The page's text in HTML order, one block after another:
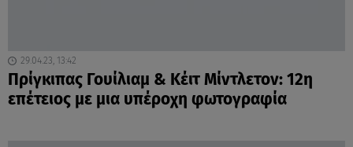
29.04.23, 13:42
Πρίγκιπας Γουίλιαμ & Κέιτ Μίντλετον: 12η
επέτειος με μια υπέροχη φωτογραφία